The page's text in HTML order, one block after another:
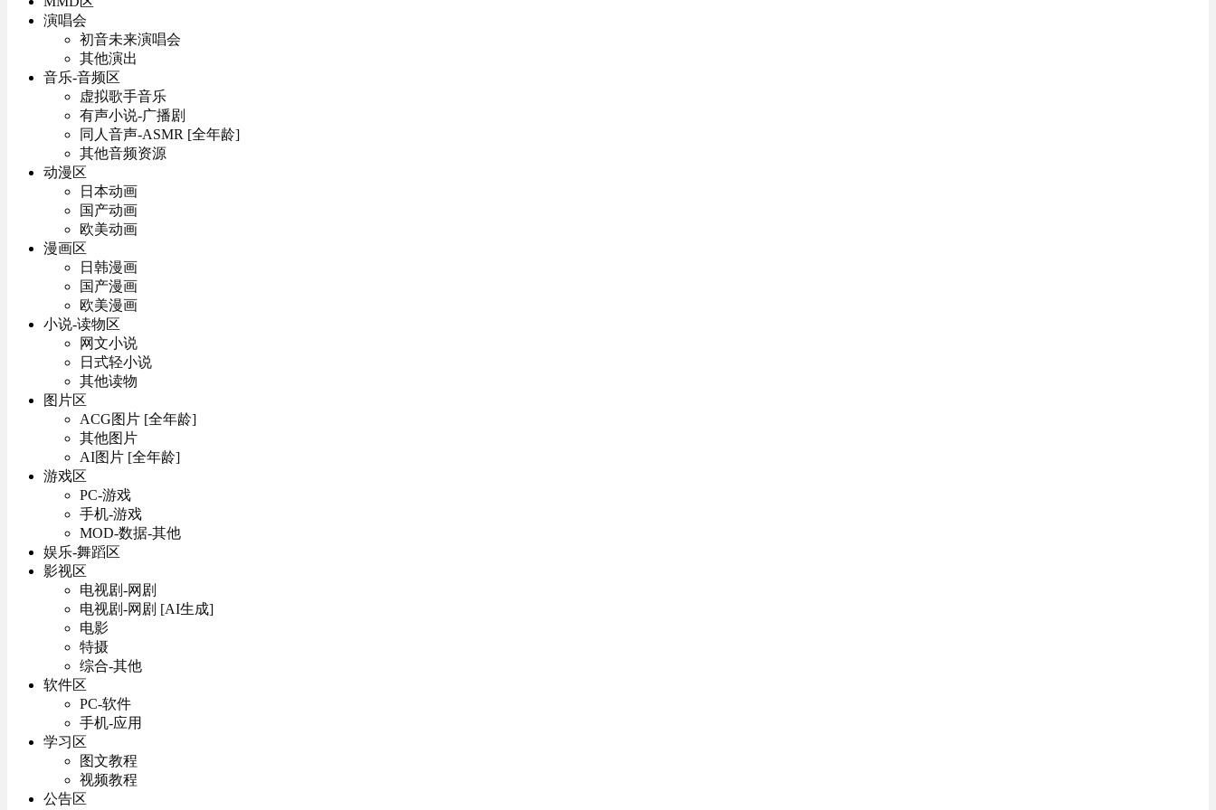
演唱会
初音未来演唱会
其他演出
音乐-音频区
虚拟歌手音乐
有声小说-广播剧
同人音声-ASMR [全年龄]
其他音频资源
动漫区
日本动画
国产动画
欧美动画
漫画区
日韩漫画
国产漫画
欧美漫画
小说-读物区
网文小说
日式轻小说
其他读物
图片区
ACG图片 [全年龄]
其他图片
AI图片 [全年龄]
游戏区
PC-游戏
手机-游戏
MOD-数据-其他
娱乐-舞蹈区
影视区
电视剧-网剧
电视剧-网剧 [AI生成]
电影
特摄
综合-其他
软件区
PC-软件
手机-应用
学习区
图文教程
视频教程
公告区